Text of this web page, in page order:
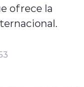
ofrece la